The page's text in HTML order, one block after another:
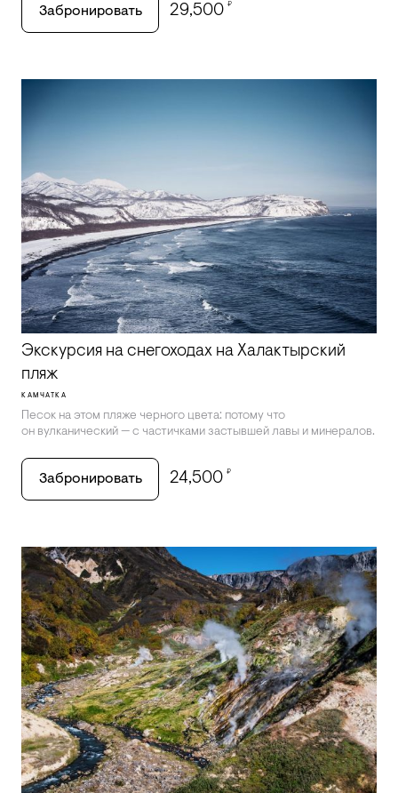
Забронировать 29,500 ₽
Экскурсия на снегоходах на Халактырский
пляж
КАМЧАТКА
Песок на этом пляже черного цвета: потому что
он вулканический — с частичками застывшей лавы и минералов.
Забронировать 24,500 ₽